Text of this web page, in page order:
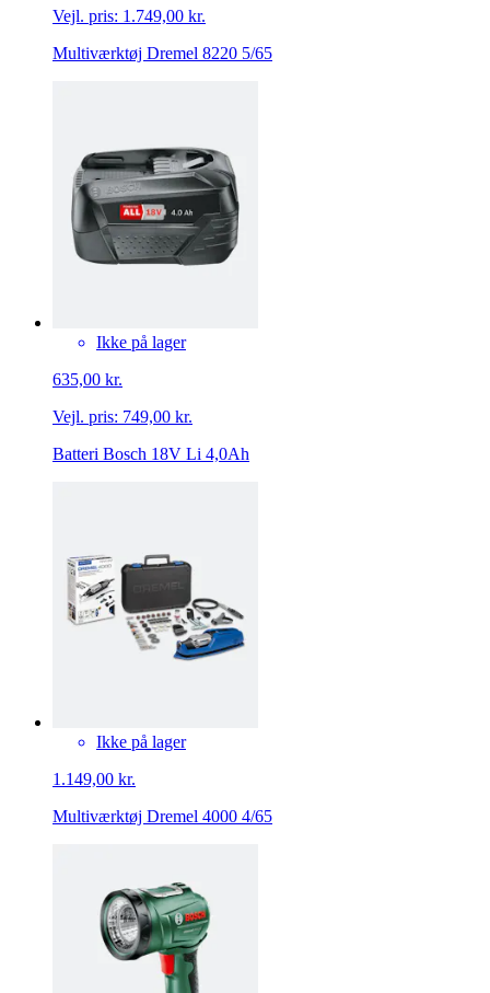
Vejl. pris: 1.749,00 kr.
Multiværktøj Dremel 8220 5/65
Ikke på lager
635,00 kr.
Vejl. pris: 749,00 kr.
Batteri Bosch 18V Li 4,0Ah
Ikke på lager
1.149,00 kr.
Multiværktøj Dremel 4000 4/65